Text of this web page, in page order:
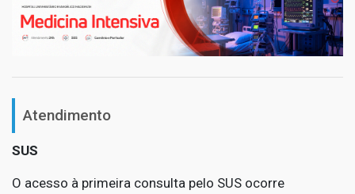
Atendimento
SUS
O acesso à primeira consulta pelo SUS ocorre